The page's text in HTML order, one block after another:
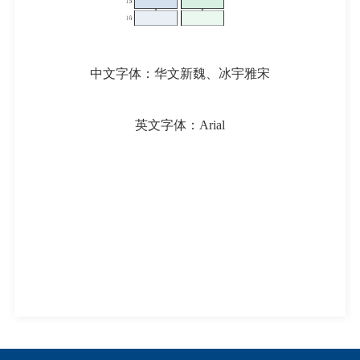
中文字体：华文新魏、冰宇雅宋
英文字体：Arial